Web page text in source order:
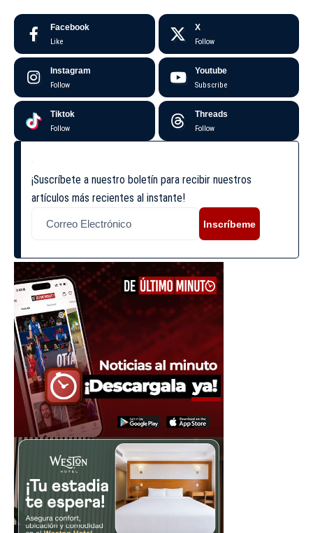
Facebook
Like
X
Follow
Instagram
Follow
Youtube
Subscribe
Tiktok
Follow
Threads
Follow
¡Suscríbete a nuestro boletín para recibir nuestros
artículos más recientes al instante!
Inscríbeme